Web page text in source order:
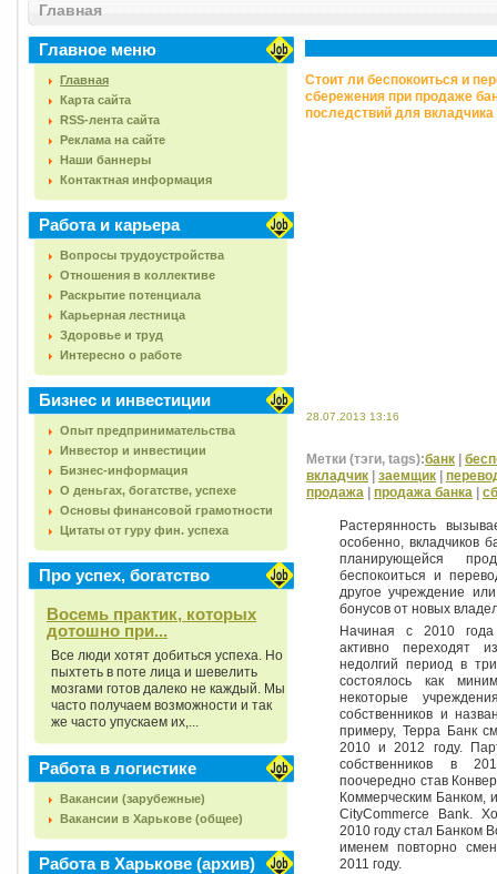
Главная
Главное меню
Главная
Карта сайта
RSS-лента сайта
Реклама на сайте
Наши баннеры
Контактная информация
Работа и карьера
Вопросы трудоустройства
Отношения в коллективе
Раскрытие потенциала
Карьерная лестница
Здоровье и труд
Интересно о работе
Бизнес и инвестиции
Опыт предпринимательства
Инвестор и инвестиции
Бизнес-информация
О деньгах, богатстве, успехе
Основы финансовой грамотности
Цитаты от гуру фин. успеха
Про успех, богатство
Восемь практик, которых
дотошно при...
Все люди хотят добиться успеха. Но
пыхтеть в поте лица и шевелить
мозгами готов далеко не каждый. Мы
часто получаем возможности и так
же часто упускаем их,...
Работа в логистике
Вакансии (зарубежные)
Вакансии в Харькове (общее)
Работа в Харькове (архив)
Стоит ли беспокоиться и
сбережения при продаже
последствий для
28.07.2013 13:16
Метки (тэги, tags):банк
вкладчик
заемщик
продажа
продажа банка
Растерянность
особенно, вкладчиков
планирующейся
беспокоиться и
другое учреждение
бонусов от новых
Начиная с 2010 года
активно переходят
недолгий период в
состоялось как
некоторые
собственников и
примеру, Терра Банк
2010 и 2012 году.
собственников в
поочередно став
Коммерческим Банком,
CityCommerce Bank.
2010 году стал Банком
именем повторно
2011 году.